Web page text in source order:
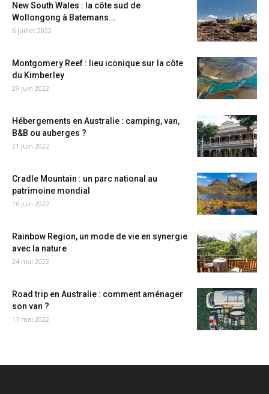
New South Wales : la côte sud de
Wollongong à Batemans...
6 juillet 2022
Montgomery Reef : lieu iconique sur la côte
du Kimberley
29 juin 2022
Hébergements en Australie : camping, van,
B&B ou auberges ?
21 juin 2022
Cradle Mountain : un parc national au
patrimoine mondial
16 juin 2022
Rainbow Region, un mode de vie en synergie
avec la nature
24 mai 2022
Road trip en Australie : comment aménager
son van ?
17 mai 2022